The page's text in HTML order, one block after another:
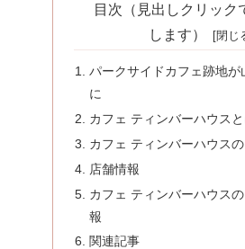
目次（見出しクリック
します）
パークサイドカフェ跡地が
に
カフェ ティンバーハウス
カフェ ティンバーハウス
店舗情報
カフェ ティンバーハウス
報
関連記事